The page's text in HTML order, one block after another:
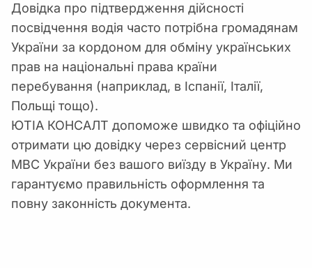
Довідка про підтвердження дійсності
посвідчення водія часто потрібна громадянам
України за кордоном для обміну українських
прав на національні права країни
перебування (наприклад, в Іспанії, Італії,
Польщі тощо).
ЮТІА КОНСАЛТ допоможе швидко та офіційно
отримати цю довідку через сервісний центр
МВС України без вашого виїзду в Україну. Ми
гарантуємо правильність оформлення та
повну законність документа.